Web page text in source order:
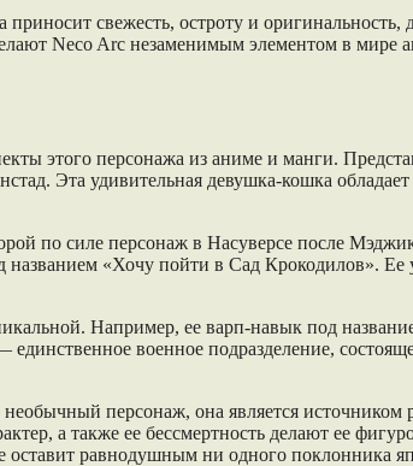
свежесть, остроту и
Neco Arc незаменимым элементом в мире
этого персонажа из аниме и манги.
Эта удивительная девушка-кошка
по силе персонаж в Насуверсе после
названием «Хочу пойти в Сад Крокодилов».
Например, ее варп-навык под
военное подразделение,
персонаж, она является источником
а также ее бессмертность делают ее
равнодушным ни одного поклонника